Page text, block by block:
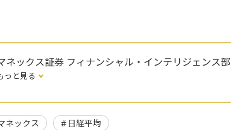
ネックス証券 フィナンシャル・インテリジェンス部
っと見る
ネックス 日経平均